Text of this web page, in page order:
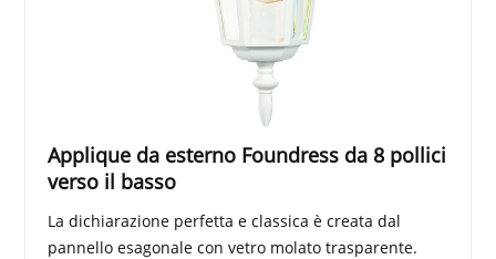
Applique da esterno Foundress da 8 pollici
verso il basso
La dichiarazione perfetta e classica è creata dal
pannello esagonale con vetro molato trasparente.